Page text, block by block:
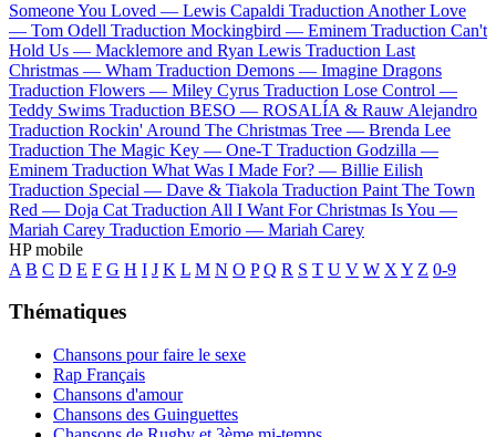
Someone You Loved — Lewis Capaldi Traduction Another Love
— Tom Odell Traduction Mockingbird — Eminem Traduction Can't
Hold Us — Macklemore and Ryan Lewis Traduction Last
Christmas — Wham Traduction Demons — Imagine Dragons
Traduction Flowers — Miley Cyrus Traduction Lose Control —
Teddy Swims Traduction BESO — ROSALÍA & Rauw Alejandro
Traduction Rockin' Around The Christmas Tree — Brenda Lee
Traduction The Magic Key — One-T Traduction Godzilla —
Eminem Traduction What Was I Made For? — Billie Eilish
Traduction Special — Dave & Tiakola Traduction Paint The Town
Red — Doja Cat Traduction All I Want For Christmas Is You —
Mariah Carey Traduction Emorio — Mariah Carey
HP mobile
A B C D E F G H I J K L M N O P Q R S T U V W X Y Z 0-9
Thématiques
Chansons pour faire le sexe
Rap Français
Chansons d'amour
Chansons des Guinguettes